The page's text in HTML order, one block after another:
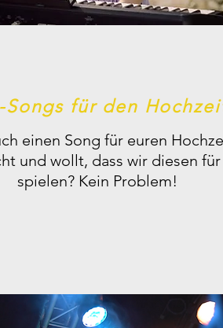
Songs für den
einen Song für euren
und wollt, dass wir diesen
spielen? Kein Problem!